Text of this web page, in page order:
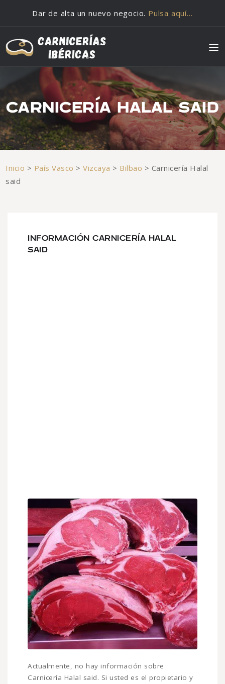
Dar de alta un nuevo negocio. Pulsa aquí…
CARNICERÍA HALAL SAID
Inicio > País Vasco >Vizcaya > Bilbao > Carnicería Halal
said
INFORMACIÓN CARNICERÍA HALAL
SAID
Actualmente, no hay información sobre
Carnicería Halal said. Si usted es el propietario y